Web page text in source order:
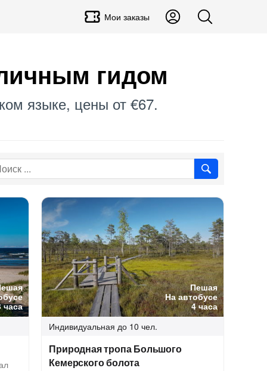
Мои заказы
гидом
языке, цены от €67.
часа
Пешая
На автобусе
4 часа
Индивидуальная до 10 чел.
Природная тропа Большого
Кемерского болота